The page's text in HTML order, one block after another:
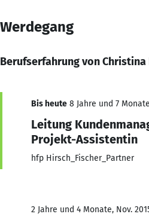
Werdegang
Berufserfahrung von Christina
Bis heute 8 Jahre und 7
Leitung
Projekt-Assistentin
hfp Hirsch_Fischer_Partner
2 Jahre und 4 Monate, Nov.